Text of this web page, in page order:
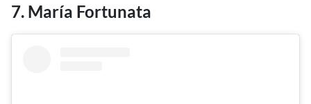
7. María Fortunata